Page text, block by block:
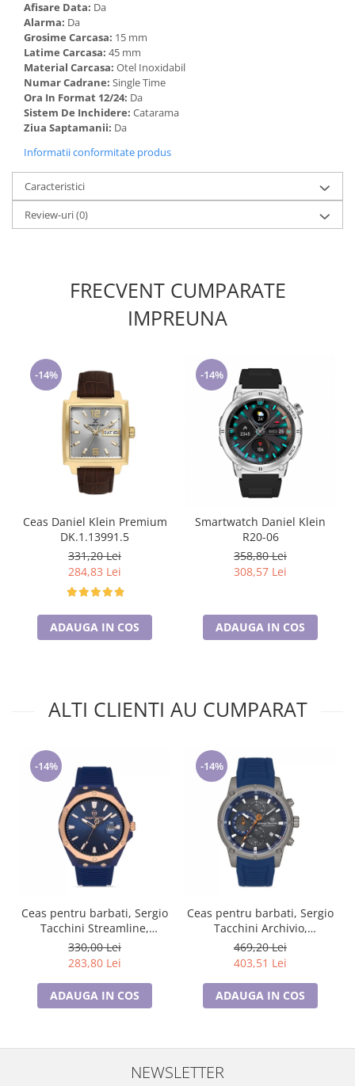
Afisare Data: Da
Alarma: Da
Grosime Carcasa: 15 mm
Latime Carcasa: 45 mm
Material Carcasa: Otel Inoxidabil
Numar Cadrane: Single Time
Ora In Format 12/24: Da
Sistem De Inchidere: Catarama
Ziua Saptamanii: Da
Informatii conformitate produs
Caracteristici
Review-uri(0)
FRECVENT CUMPARATE
IMPREUNA
-14%
Ceas Daniel Klein Premium
DK.1.13991.5
331,20 Lei
284,83 Lei
ADAUGA IN COS
-14%
Smartwatch Daniel Klein
R20-06
358,80 Lei
308,57 Lei
ADAUGA IN COS
ALTI CLIENTI AU CUMPARAT
-14%
Ceas pentru barbati, Sergio
Tacchini Streamline,
ST.1.10197.4
330,00 Lei
283,80 Lei
ADAUGA IN COS
-14%
Ceas pentru barbati, Sergio
Tacchini Archivio,
ST.1.10186.4
469,20 Lei
403,51 Lei
ADAUGA IN COS
NEWSLETTER